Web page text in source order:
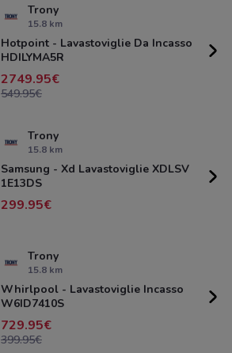
Trony
15.8 km
Hotpoint - Lavastoviglie Da Incasso
HDILYMA5R
2749.95
549.95
Trony
15.8 km
Samsung - Xd Lavastoviglie XDLSV
1E13DS
299.95
Trony
15.8 km
Whirlpool - Lavastoviglie Incasso
W6ID7410S
729.95
399.95